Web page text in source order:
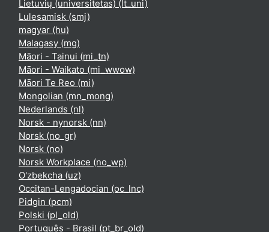
Lietuvių (universitetas) ‎(lt_uni)‎
Lulesamisk ‎(smj)‎
magyar ‎(hu)‎
Malagasy ‎(mg)‎
Māori - Tainui ‎(mi_tn)‎
Māori - Waikato ‎(mi_wwow)‎
Māori Te Reo ‎(mi)‎
Mongolian ‎(mn_mong)‎
Nederlands ‎(nl)‎
Norsk - nynorsk ‎(nn)‎
Norsk ‎(no_gr)‎
Norsk ‎(no)‎
Norsk Workplace ‎(no_wp)‎
O'zbekcha ‎(uz)‎
Occitan-Lengadocian ‎(oc_lnc)‎
Pidgin ‎(pcm)‎
Polski ‎(pl_old)‎
Português - Brasil ‎(pt_br_old)‎